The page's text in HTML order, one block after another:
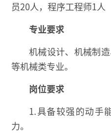
员20人，程序工程师1人
专业要求
机械设计、机械制
等机械类专业。
岗位要求
1.具备较强的动手
力。